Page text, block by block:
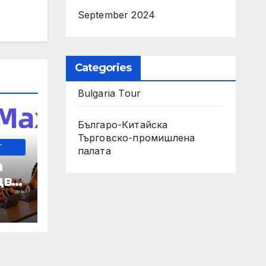
September 2024
Categories
Bulgaria Tour
Българо-Китайска
Търговско-промишлена
палaта